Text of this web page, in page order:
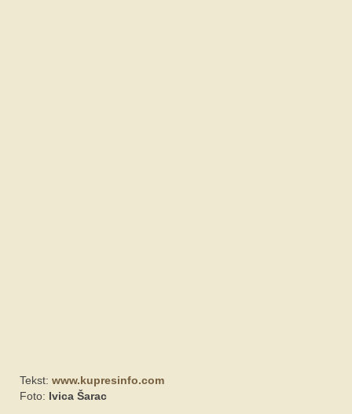
Tekst: www.kupresinfo.com
Foto: Ivica Šarac